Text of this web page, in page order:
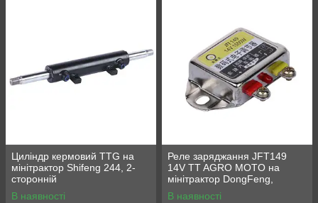
Циліндр кермовий TTG на
мінітрактор Shifeng 244, 2-
сторонній
В наявності
Реле заряджання JFT149
14V TT AGRO MOTO на
мінітрактор DongFeng,
Xingtai, тип 3
В наявності